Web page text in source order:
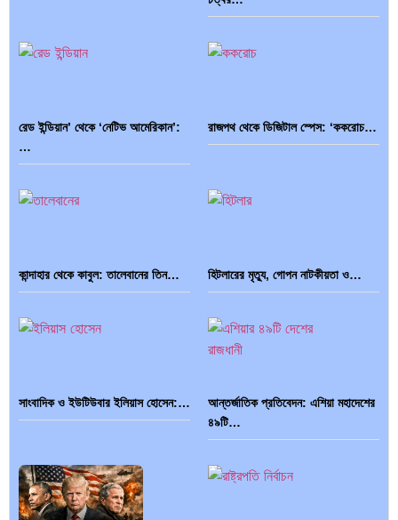
পৃথিবীতে বর্তমানে মোট দেশের সংখ্যা…
এশিয়ান সেঞ্চুরির দ্বৈরথ: চীন-ভারতের
পাকিস্তান, চীন ও বাংলাদেশ: তিন… আমেরিকা সারা দুনিয়ায় গণতন্ত্রের গান…
রেড ইন্ডিয়ান’ থেকে ‘নেটিভ আমেরিকান’:
…
রাজপথ থেকে ডিজিটাল স্পেস: ‘ককরোচ…
কান্দাহার থেকে কাবুল: তালেবানের তিন… হিটলারের মৃত্যু, গোপন নাটকীয়তা ও…
সাংবাদিক ও ইউটিউবার ইলিয়াস হোসেন:…
আন্তর্জাতিক প্রতিবেদন: এশিয়া মহাদেশের
৪৯টি…